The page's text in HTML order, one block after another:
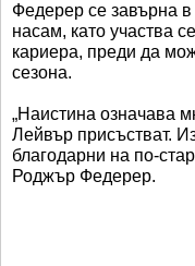
Федерер се завърна в
насам, като участва
кариера, преди да
сезона.
„Наистина означава
Лейвър присъстват.
благодарни на по-
Роджър Федерер.